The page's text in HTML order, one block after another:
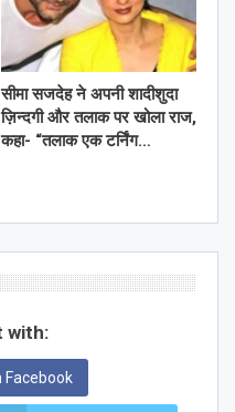
सीमा सजदेह ने अपनी शादीशुदा
ज़िन्दगी और तलाक पर खोला राज,
कहा- “तलाक एक टर्निंग…
with:
Facebook